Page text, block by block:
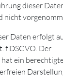
dieser
nicht
Daten erfolgt
f DSGVO. Der
ein